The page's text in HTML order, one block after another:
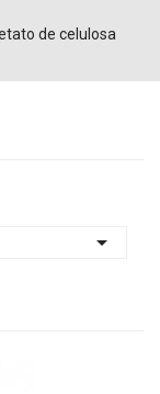
de celulosa
